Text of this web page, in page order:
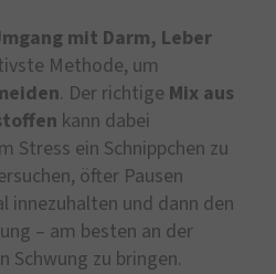
mit Darm, Leber
Methode, um
. Der richtige Mix aus
kann dabei
Stress ein Schnippchen zu
öfter Pausen
innezuhalten und dann den
– am besten an der
Schwung zu bringen.